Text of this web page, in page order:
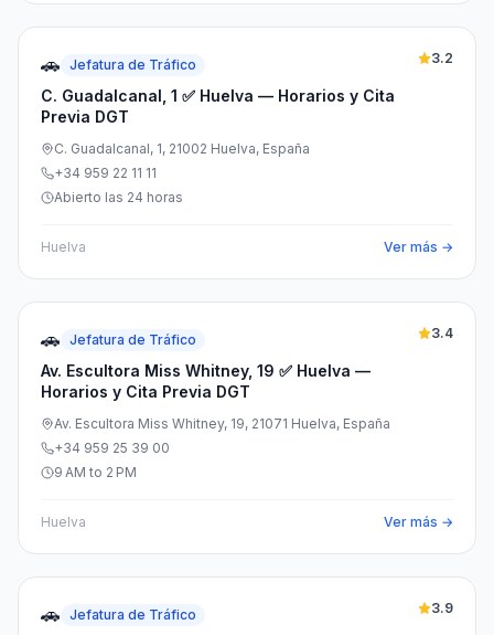
🚗 Jefatura de Tráfico
C. Guadalcanal, 1 ✅ Huelva — Horarios y Cita
Previa DGT
3.2
C. Guadalcanal, 1, 21002 Huelva, España
+34 959 22 11 11
Abierto las 24 horas
Huelva Ver más →
🚗 Jefatura de Tráfico
Av. Escultora Miss Whitney, 19 ✅ Huelva —
Horarios y Cita Previa DGT
3.4
Av. Escultora Miss Whitney, 19, 21071 Huelva, España
+34 959 25 39 00
9 AM to 2 PM
Huelva Ver más →
🚗 Jefatura de Tráfico 3.9